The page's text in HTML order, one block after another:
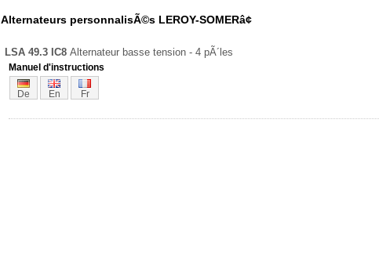
Alternateurs personnalisÃ©s LEROY-SOMERâ¢
LSA 49.3 IC8 Alternateur basse tension - 4 pÃ´les
Manuel d'instructions
De En Fr